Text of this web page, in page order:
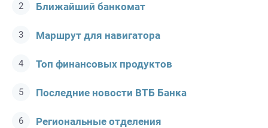
Ближайший банкомат
Маршрут для навигатора
Топ финансовых продуктов
Последние новости ВТБ Банкa
Региональные отделения